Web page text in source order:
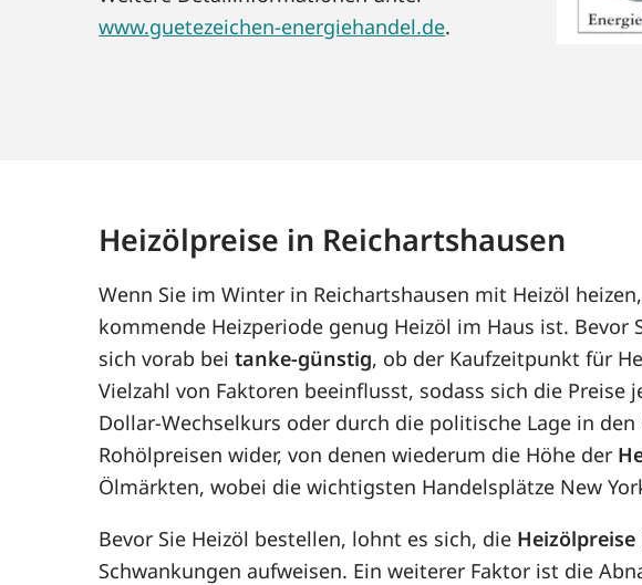
www.guetezeichen-energiehandel.de.
Heizölpreise in Reichartshausen
Wenn Sie im Winter in Reichartshausen mit Heizöl
kommende Heizperiode genug Heizöl im Haus ist. Bevor
sich vorab beitanke-günstig, ob der Kaufzeitpunkt für
Vielzahl von Faktoren beeinflusst, sodass sich die
Dollar-Wechselkurs oder durch die politische Lage in
Rohölpreisen wider, von denen wiederum die Höhe der
Ölmärkten, wobei die wichtigsten Handelsplätze New
Bevor Sie Heizöl bestellen, lohnt es sich, die Heizölpreise
Schwankungen aufweisen. Ein weiterer Faktor ist die